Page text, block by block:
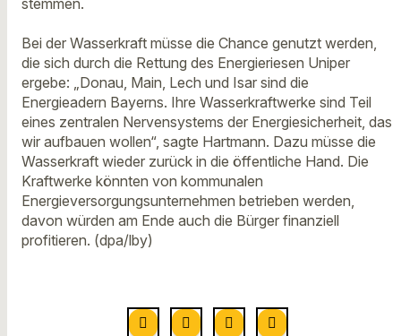
stemmen.
Bei der Wasserkraft müsse die Chance genutzt werden,
die sich durch die Rettung des Energieriesen Uniper
ergebe: „Donau, Main, Lech und Isar sind die
Energieadern Bayerns. Ihre Wasserkraftwerke sind Teil
eines zentralen Nervensystems der Energiesicherheit, das
wir aufbauen wollen“, sagte Hartmann. Dazu müsse die
Wasserkraft wieder zurück in die öffentliche Hand. Die
Kraftwerke könnten von kommunalen
Energieversorgungsunternehmen betrieben werden,
davon würden am Ende auch die Bürger finanziell
profitieren. (dpa/lby)